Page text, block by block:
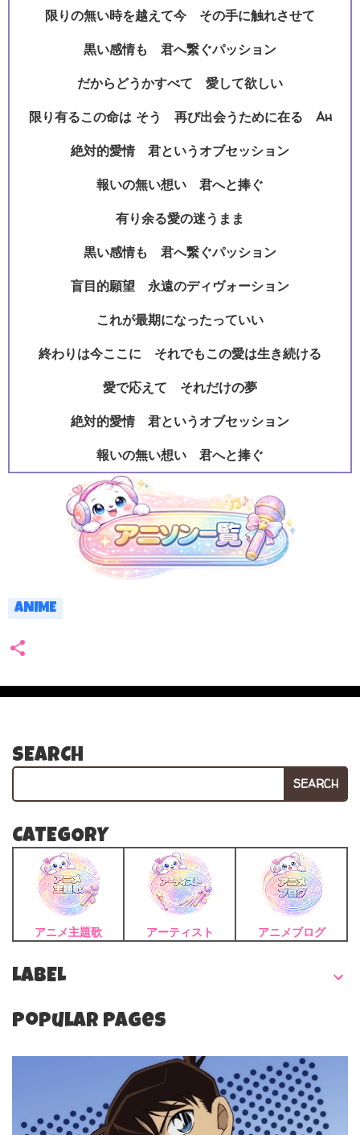
限りの無い時を越えて今 その手に触れさせて
黒い感情も 君へ繋ぐパッション
だからどうかすべて 愛して欲しい
限り有るこの命は そう 再び出会うために在る Ah
絶対的愛情 君というオブセッション
報いの無い想い 君へと捧ぐ
有り余る愛の迷うまま
黒い感情も 君へ繋ぐパッション
盲目的願望 永遠のディヴォーション
これが最期になったっていい
終わりは今ここに それでもこの愛は生き続ける
愛で応えて それだけの夢
絶対的愛情 君というオブセッション
報いの無い想い 君へと捧ぐ
ANIME
SEARCH
SEARCH
CATEGORY
アニメ主題歌 アーティスト アニメブログ
LABEL
Popular Pages